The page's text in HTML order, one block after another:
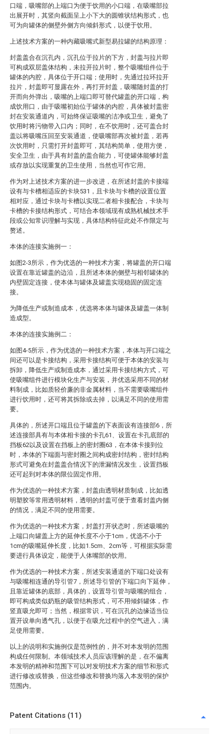
口端，吸嘴部的上端口为便于饮用的小口端，在吸嘴部拉
出展开时，其竖向截面呈上小下大的圆锥状结构形式，也
可为向罐体的侧壁外侧方向倾斜形式，以便于饮用。
上述技术方案的一种内藏吸嘴式新型易拉罐的结构原理：
封盖盖合在沉孔内，沉孔位于拉片的下方，封盖与拉片即
可构成双层盖体结构，未拉开拉片时，整个吸嘴组件位于
罐体的内腔，具体位于开口端；使用时，先通过拉环拉开
拉片，封盖即可显露在外，再打开封盖，吸嘴随封盖的打
开而向外弹出，吸嘴的上端口即可替代罐盖的开口端，构
成饮用口，由于吸嘴初始位于罐体的内腔，具体被封盖密
封在安装通道内，可始终保证吸嘴的洁净或卫生，避免了
饮用时将污物带入口内；同时，在不饮用时，还可盖合封
盖以将吸嘴压回至安装通道，使吸嘴部再次被封盖，若再
次饮用时，只需打开封盖即可，其结构简单，使用方便，
安全卫生，由于具有封盖的盖合能力，可使罐体能够封盖
或存放以实现重复的卫生使用，当然也可作它用。
作为对上述技术方案的进一步改进，在所述封盖的卡接端
设有与卡槽相适应的卡块531，且卡块与卡槽的设置位置
相对应，通过卡块与卡槽以实现二者相卡接配合，卡块与
卡槽的卡接结构形式，可结合本领域现有成熟机械技术手
段或公知常识理解与实现，具体结构特征此处不作限定与
赘述。
本体的连接实施例一：
如图2-3所示，作为优选的一种技术方案，将罐盖的开口端
设置在靠近罐盖的边沿，且所述本体的侧壁与相邻罐体的
内壁固定连接，使本体与罐体及罐盖实现稳固的固定连
接。
为降低生产或制造成本，优选将本体与罐体及罐盖一体制
造成型。
本体的连接实施例二：
如图4-5所示，作为优选的一种技术方案，本体与开口端之
间还可以是卡接结构，采用卡接结构可便于本体的安装与
拆卸，降低生产或制造成本，通过采用卡接结构方式，可
使吸嘴组件进行模块化生产与安装，并优选采用不同的材
料制成，比如质轻价廉的非金属材料，当不需要吸嘴组件
进行饮用时，还可将其拆除或去掉，以满足不同的使用需
要。
具体的，所述开口端且位于罐盖的下表面设有连接部6，所
述连接部具有与本体相卡接的卡孔61、设置在卡孔底部的
挡板62以及设置在挡板上的密封圈63，在本体卡接到位
时，本体的下端面与密封圈之间构成密封结构，密封结构
形式可避免在封盖盖合情况下的泄漏情况发生，设置挡板
还可起到对本体的限位固定作用。
作为优选的一种技术方案，封盖由透明材质制成，比如透
明塑胶等常用透明材料，透明的封盖可便于查看封盖内侧
的情况，满足不同的使用需要。
作为优选的一种技术方案，封盖打开状态时，所述吸嘴的
上端口向罐盖上方的延伸长度不小于1cm，优选不小于
1cm的吸嘴延伸长度，比如1.5cm、2cm等，可根据实际需
要进行具体设定，能便于人体嘴部的饮用。
作为优选的一种技术方案，所述安装通道的下端口处设有
与吸嘴相连通的导引管7，所述导引管的下端口向下延伸，
且靠近罐体的底部，具体的，设置导引管与吸嘴的组合，
即可构成类似奶瓶的吸管结构形式，可不用倾斜罐体，作
竖直吸允即可；当然，根据常识，可在沉孔的边缘适当位
置开设单向透气孔，以便于在吸允过程中的空气进入，满
足使用需要。
以上的说明和实施例仅是范例性的，并不对本发明的范围
构成任何限制。本领域技术人员应该理解的是，在不偏离
本发明的精神和范围下可以对发明技术方案的细节和形式
进行修改或替换，但这些修改和替换均落入本发明的保护
范围内。
Patent Citations (11)